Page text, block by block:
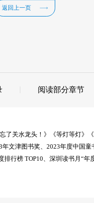
返回上一页
阅读部分章节
关水龙头！》《等灯等灯》
文津图书奖、2023年度中国
行榜 TOP10、深圳读书月“年